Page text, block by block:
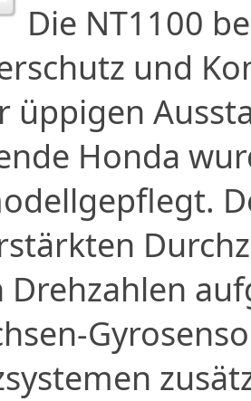
Die NT1100
und
üppigen
Honda